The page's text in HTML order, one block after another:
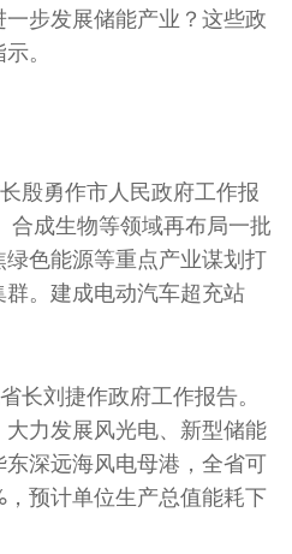
步发展储能产业？这些政
。
殷勇作市人民政府工作报
合成生物等领域再布局一批
色能源等重点产业谋划打
。建成电动汽车超充站
长刘捷作政府工作报告。
力发展风光电、新型储能
深远海风电母港，全省可
预计单位生产总值能耗下